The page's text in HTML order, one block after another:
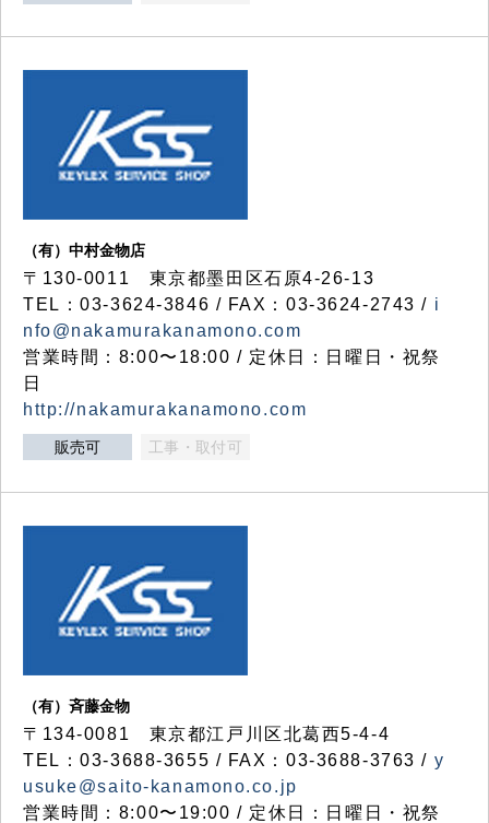
（有）中村金物店
〒130-0011 東京都墨田区石原4-26-13
TEL：03-3624-3846 / FAX：03-3624-2743 / i
nfo@nakamurakanamono.com
営業時間：8:00〜18:00 / 定休日：日曜日・祝祭
日
http://nakamurakanamono.com
販売可 工事・取付可
（有）斉藤金物
〒134-0081 東京都江戸川区北葛西5-4-4
TEL：03-3688-3655 / FAX：03-3688-3763 / y
usuke@saito-kanamono.co.jp
営業時間：8:00〜19:00 / 定休日：日曜日・祝祭